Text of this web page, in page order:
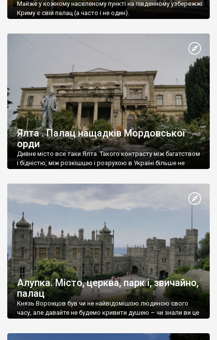
Майже у кожному населеному пункті на південному узбережжі
Криму є свій палац (а часто і не один).
Ялта . Палац нащадків Мордовської
орди
Дивне місто все таки Ялта. Такого контрасту між багатством
і бідністю, між розкішшю і розрухою в Україні більше не
Алупка. Місто, церква, парк і, звичайно,
палац
Князь Воронцов був чи не найвідомішою людиною свого
часу, але давайте не будемо кривити душею – чи знали ви це